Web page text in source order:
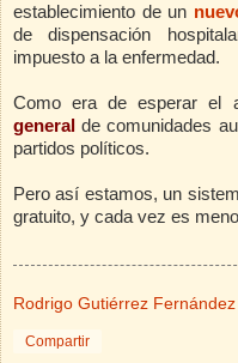
establecimiento de un
de dispensación
impuesto a la enfermedad.
Como era de esperar el
general de comunidades
partidos políticos.
Pero así estamos, un
gratuito, y cada vez es
Rodrigo Gutiérrez Fernández
Compartir